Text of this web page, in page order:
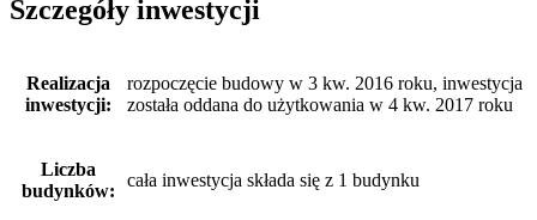
Szczegóły inwestycji
Realizacja
inwestycji:
rozpoczęcie budowy w 3 kw. 2016 roku, inwestycja
została oddana do użytkowania w 4 kw. 2017 roku
Liczba
budynków:
cała inwestycja składa się z 1 budynku